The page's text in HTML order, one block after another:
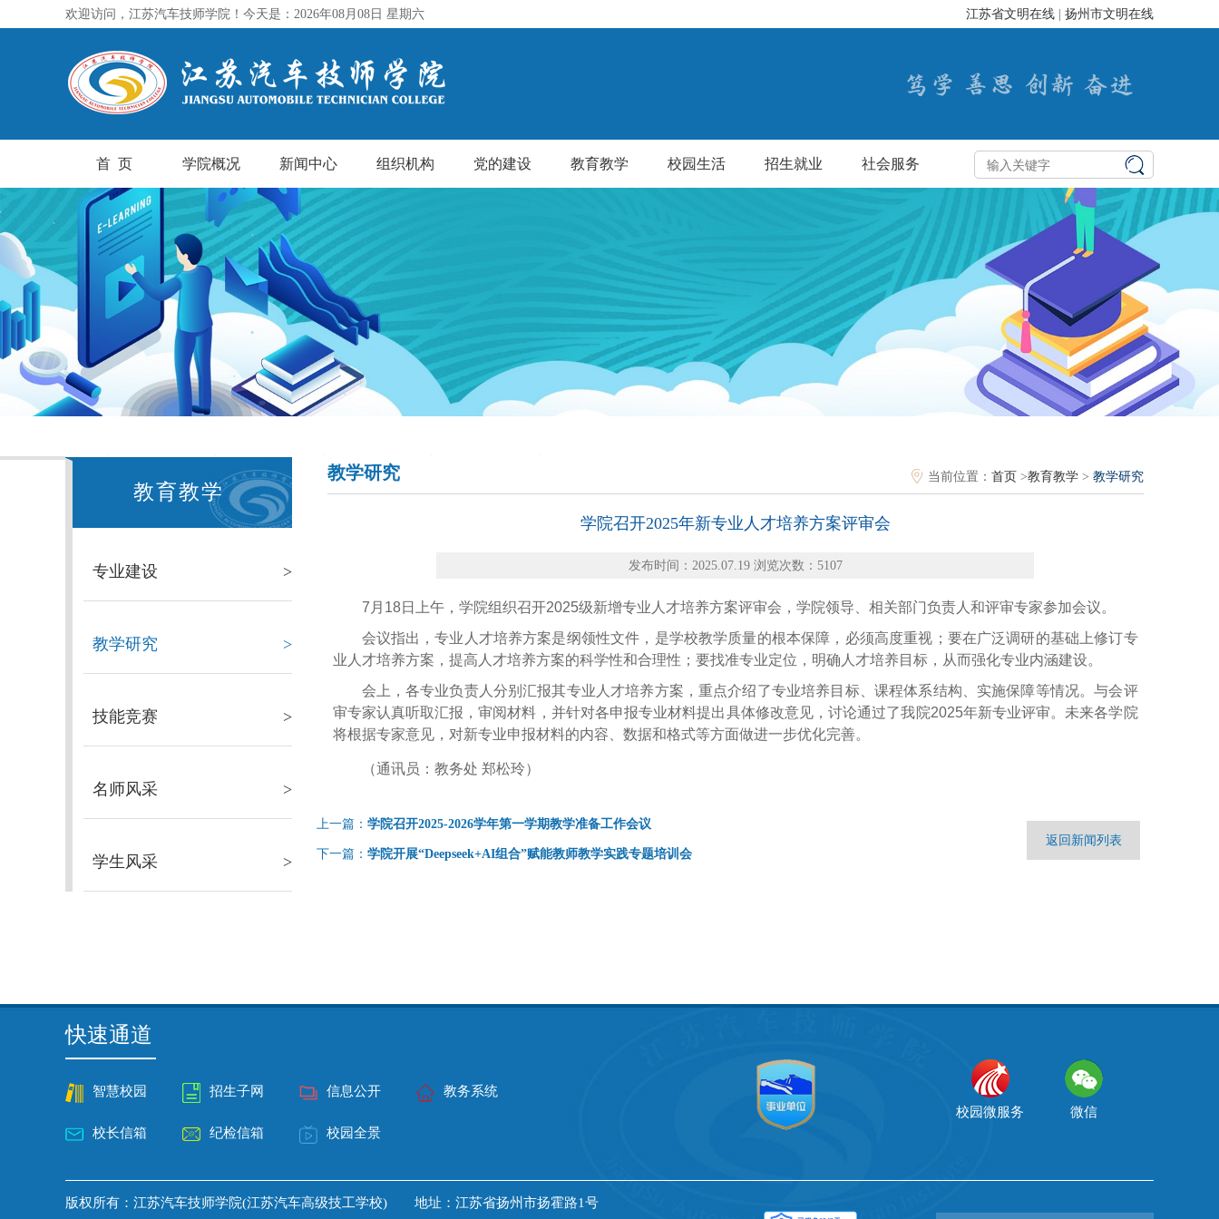
欢迎访问，江苏汽车技师学院！今天是：2026年08月08日 星期六 江苏省文明在线 扬州市文明在线
首 页 学院概况 新闻中心 组织机构 党的建设 教育教学 校园生活 招生就业 社会服务
教育教学
专业建设 >
教学研究 >
技能竞赛 >
名师风采 >
学生风采 >
教学研究 当前位置： 首页 >教育教学> 教学研究
学院召开2025年新专业人才培养方案评审会
发布时间：2025.07.19 浏览次数：5107
7月18日上午，学院组织召开2025级新增专业人才培养方案评审会，学院领导、相关部门负责人和评审专家参加会议。
会议指出，专业人才培养方案是纲领性文件，是学校教学质量的根本保障，必须高度重视；要在广泛调研的基础上修订专
业人才培养方案，提高人才培养方案的科学性和合理性；要找准专业定位，明确人才培养目标，从而强化专业内涵建设。
会上，各专业负责人分别汇报其专业人才培养方案，重点介绍了专业培养目标、课程体系结构、实施保障等情况。与会评
审专家认真听取汇报，审阅材料，并针对各申报专业材料提出具体修改意见，讨论通过了我院2025年新专业评审。未来各学院
将根据专家意见，对新专业申报材料的内容、数据和格式等方面做进一步优化完善。
（通讯员：教务处 郑松玲）
上一篇： 学院召开2025-2026学年第一学期教学准备工作会议
下一篇： 学院开展“Deepseek+AI组合”赋能教师教学实践专题培训会
返回新闻列表
快速通道
智慧校园 招生子网 信息公开 教务系统
校长信箱 纪检信箱 校园全景
校园微服务 微信
版权所有：江苏汽车技师学院(江苏汽车高级技工学校) 地址：江苏省扬州市扬霍路1号